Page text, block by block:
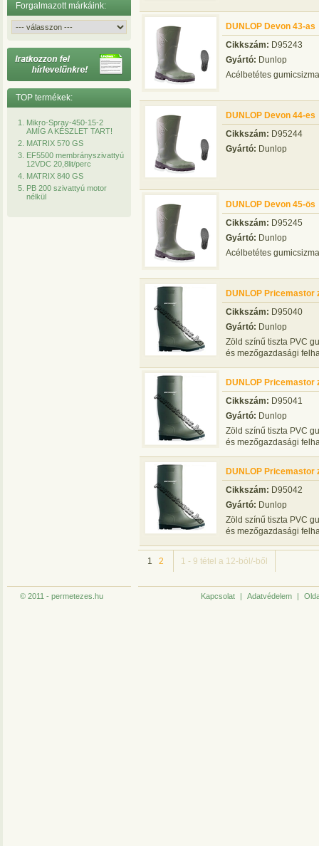
Forgalmazott márkáink:
TOP termékek:
Mikro-Spray-450-15-2
AMÍG A KÉSZLET TART!
MATRIX 570 GS
EF5500 membrányszivattyú
12VDC 20,8lit/perc
MATRIX 840 GS
PB 200 szivattyú motor
nélkül
DUNLOP Devon 43-as
Cikkszám: D95243
Gyártó: Dunlop
Acélbetétes gumicsizma
DUNLOP Devon 44-es
Cikkszám: D95244
Gyártó: Dunlop
DUNLOP Devon 45-ös
Cikkszám: D95245
Gyártó: Dunlop
Acélbetétes gumicsizma
DUNLOP Pricemastor
Cikkszám: D95040
Gyártó: Dunlop
Zöld színű tiszta PVC
és mezőgazdasági
DUNLOP Pricemastor
Cikkszám: D95041
Gyártó: Dunlop
Zöld színű tiszta PVC
és mezőgazdasági
DUNLOP Pricemastor
Cikkszám: D95042
Gyártó: Dunlop
Zöld színű tiszta PVC
és mezőgazdasági
1 2 1 - 9 tétel a 12-ból/-ből
© 2011 - permetezes.hu Kapcsolat | Adatvédelem |